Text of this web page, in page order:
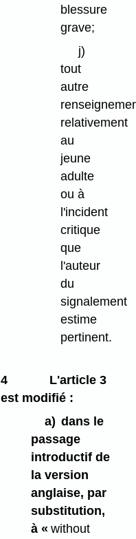
blessure
grave;
j)
tout
autre
relativement
au
jeune
adulte
ou à
l'incident
critique
que
l'auteur
du
signalement
estime
pertinent.
4
L'article 3
est modifié :
a) dans le
passage
introductif de
la version
anglaise, par
substitution,
à «without